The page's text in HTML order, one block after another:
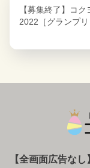
【募集終了】コ
2022［グランプ
【全画面広告な